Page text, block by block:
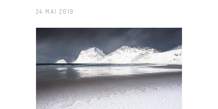
24 MAI 2019